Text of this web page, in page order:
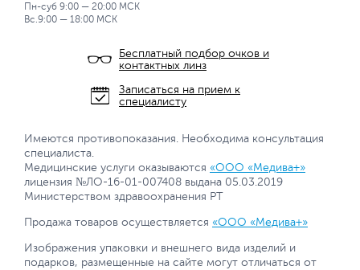
Пн-суб 9:00 — 20:00 МСК
Вс.9:00 — 18:00 МСК
Бесплатный подбор очков и
контактных линз
Записаться на прием к
специалисту
Имеются противопоказания. Необходима консультация
специалиста.
Медицинские услуги оказываются «ООО «Медива+»
лицензия №ЛО-16-01-007408 выдана 05.03.2019
Министерством здравоохранения РТ
Продажа товаров осуществляется «ООО «Медива+»
Изображения упаковки и внешнего вида изделий и
подарков, размещенные на сайте могут отличаться от